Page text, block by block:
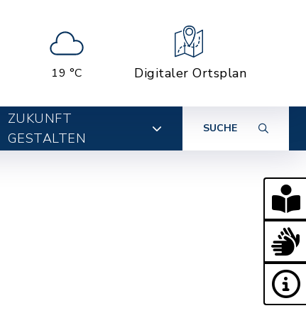
19 °C Digitaler Ortsplan
ZUKUNFT
GESTALTEN
SUCHE